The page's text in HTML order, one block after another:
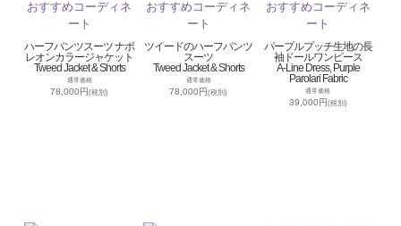
ハーフパンツスーツ ナポ
レオンカラージャケット
Tweed Jacket & Shorts
通常価格
78,000円(税別)
ツイードのハーフパンツ
スーツ
Tweed Jacket & Shorts
通常価格
78,000円(税別)
パープルプッチ生地の長
袖ドールワンピース
A-Line Dress, Purple
Parolari Fabric
通常価格
39,000円 (税別)